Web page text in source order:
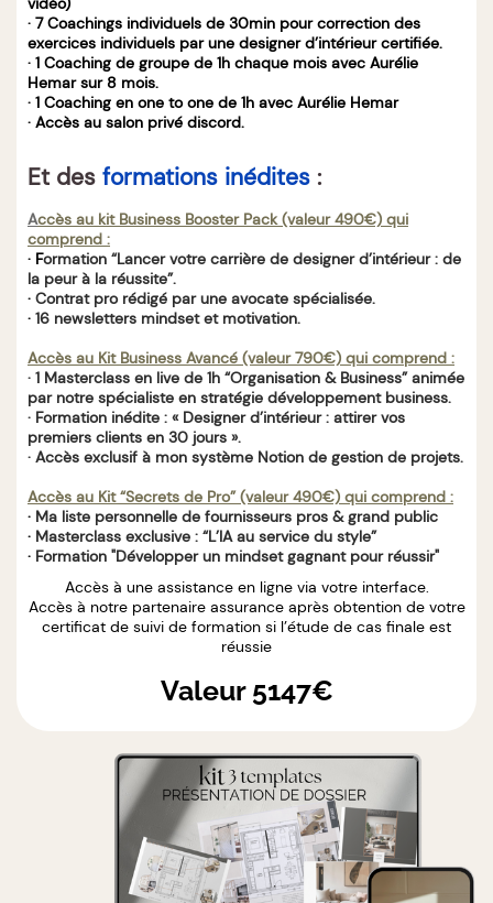
· 7 Coachings individuels de 30min pour correction des
exercices individuels par une designer d’intérieur certifiée.
· 1 Coaching de groupe de 1h chaque mois avec Aurélie
Hemar sur 8 mois.
· 1 Coaching en one to one de 1h avec Aurélie Hemar
· Accès au salon privé discord.
Et des formations inédites :
Accès au kit Business Booster Pack (valeur 490€) qui
comprend :
· Formation “Lancer votre carrière de designer d’intérieur : de
la peur à la réussite”.
· Contrat pro rédigé par une avocate spécialisée.
· 16 newsletters mindset et motivation.
Accès au Kit Business Avancé (valeur 790€) qui comprend :
· 1 Masterclass en live de 1h “Organisation & Business” animée
par notre spécialiste en stratégie développement business.
· Formation inédite : « Designer d’intérieur : attirer vos
premiers clients en 30 jours ».
· Accès exclusif à mon système Notion de gestion de projets.
Accès au Kit “Secrets de Pro” (valeur 490€) qui comprend :
· Ma liste personnelle de fournisseurs pros & grand public
· Masterclass exclusive : “L’IA au service du style”
· Formation "Développer un mindset gagnant pour réussir"
Accès à une assistance en ligne via votre interface.
Accès à notre partenaire assurance après obtention de votre
certificat de suivi de formation si l’étude de cas finale est
réussie
Valeur 5147€